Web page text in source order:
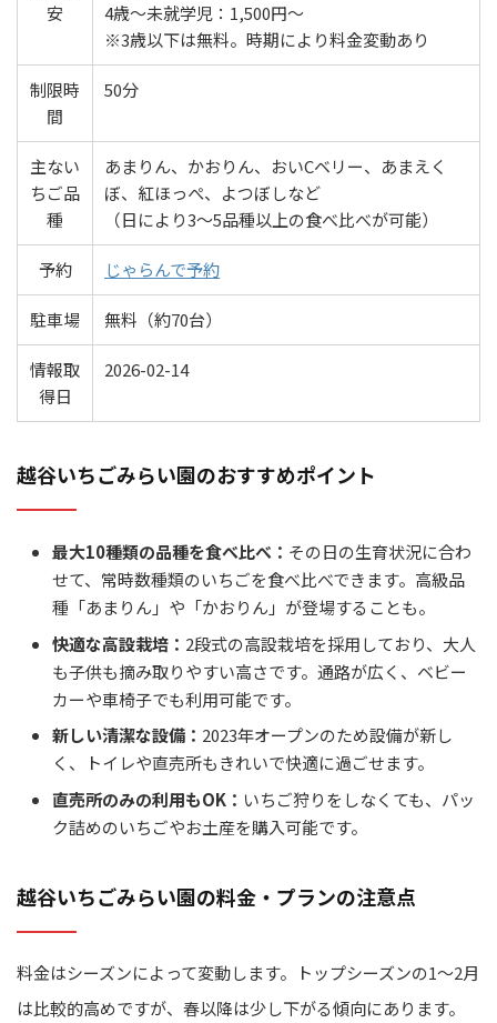
安
4歳～未就学児：1,500円～
※3歳以下は無料。時期により料金変動あり
制限時
間
50分
主ない
ちご品
種
あまりん、かおりん、おいCベリー、あまえく
ぼ、紅ほっぺ、よつぼしなど
（日により3～5品種以上の食べ比べが可能）
予約 じゃらんで予約
駐車場 無料（約70台）
情報取
得日
2026-02-14
越谷いちごみらい園のおすすめポイント
最大10種類の品種を食べ比べ： その日の生育状況に合わ
せて、常時数種類のいちごを食べ比べできます。高級品
種「あまりん」や「かおりん」が登場することも。
快適な高設栽培： 2段式の高設栽培を採用しており、大人
も子供も摘み取りやすい高さです。通路が広く、ベビー
カーや車椅子でも利用可能です。
新しい清潔な設備： 2023年オープンのため設備が新し
く、トイレや直売所もきれいで快適に過ごせます。
直売所のみの利用もOK： いちご狩りをしなくても、パッ
ク詰めのいちごやお土産を購入可能です。
越谷いちごみらい園の料金・プランの注意点
料金はシーズンによって変動します。トップシーズンの1～2月
は比較的高めですが、春以降は少し下がる傾向にあります。